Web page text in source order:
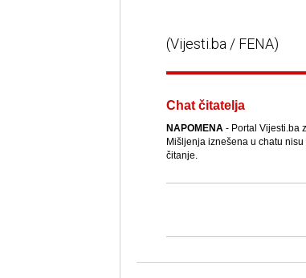
(Vijesti.ba / FENA)
Chat čitatelja
NAPOMENA- Portal Vijesti.ba
Mišljenja iznešena u chatu
čitanje.